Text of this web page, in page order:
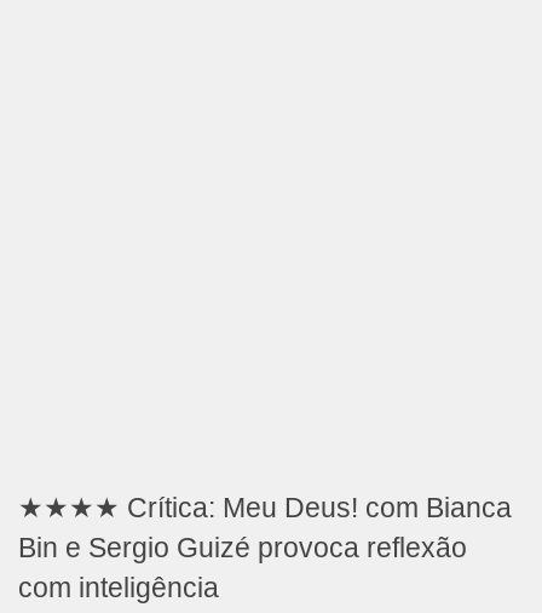
★★★★ Crítica: Meu Deus! com Bianca
Bin e Sergio Guizé provoca reflexão
com inteligência